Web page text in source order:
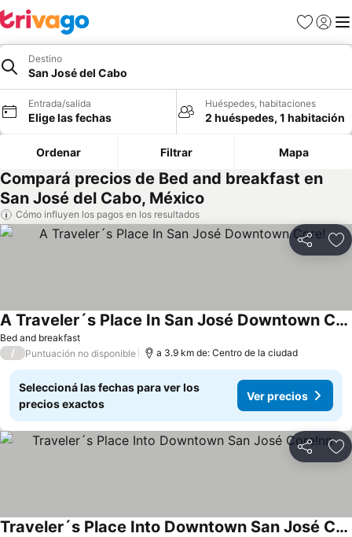
Favoritos
Iniciar
Destino
San José del Cabo
Entrada/salida
Elige las fechas
Huéspedes, habitaciones
2 huéspedes, 1 habitación
Ordenar Filtrar Mapa
Compará precios de Bed and breakfast en
San José del Cabo, México
Cómo influyen los pagos en los resultados
Compartir
Bed and breakfast
A Traveler´s Place In San José Downtown Core!
/ Puntuación no disponible a 3.9 km de: Centro de la ciudad
Seleccioná las fechas para ver los
precios exactos
Ver precios
Compartir
Traveler´s Place Into Downtown San José Core!nn